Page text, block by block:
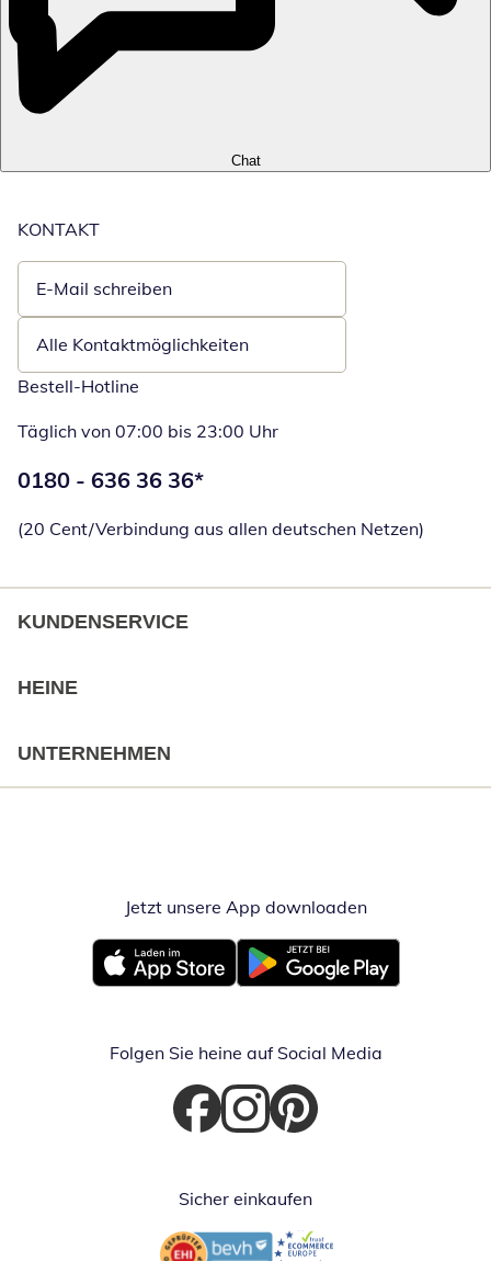
Chat
KONTAKT
E-Mail schreiben
Öffnet E-Mail-Client
Alle Kontaktmöglichkeiten
Bestell-Hotline
Täglich von 07:00 bis 23:00 Uhr
Telefonnummer:
0180 - 636 36 36*
(20 Cent/Verbindung aus allen deutschen Netzen)
KUNDENSERVICE
HEINE
UNTERNEHMEN
Jetzt unsere App downloadenÖffnet in
Öffnet in neuem FensterÖffnet in neuem Fenster
Folgen Sie heine auf Social Media
Öffnet in neuem Fenster
Öffnet in neuem Fenster
Öffnet in neuem Fenster
Sicher einkaufen